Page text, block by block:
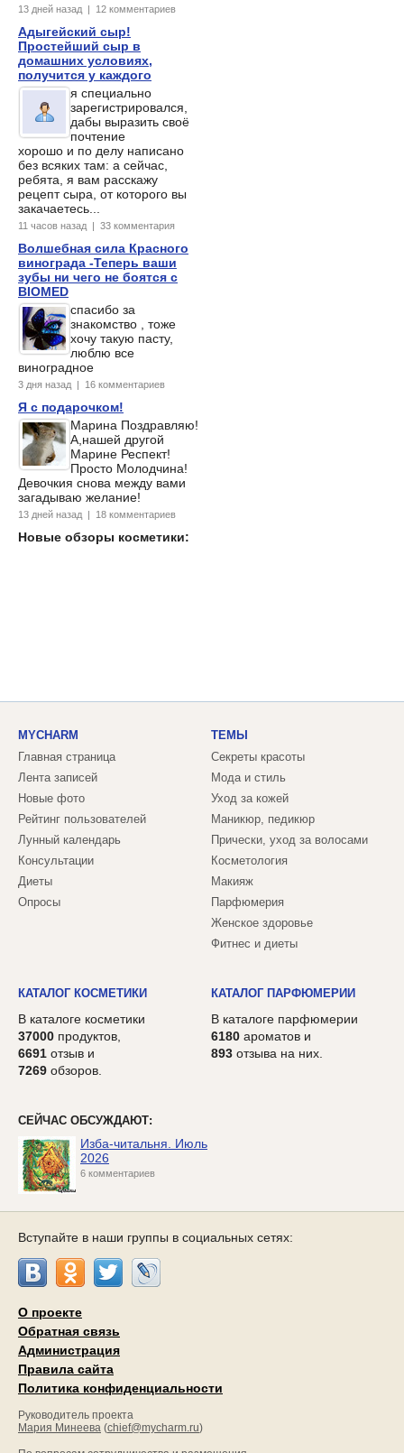
13 дней назад | 12 комментариев
Адыгейский сыр!
Простейший сыр в
домашних условиях,
получится у каждого
я специально
зарегистрировался,
дабы выразить своё
почтение
хорошо и по делу написано
без всяких там: а сейчас,
ребята, я вам расскажу
рецепт сыра, от которого вы
закачаетесь...
11 часов назад | 33 комментария
Волшебная сила Красного
винограда -Теперь ваши
зубы ни чего не боятся с
BIOMED
спасибо за
знакомство , тоже
хочу такую пасту,
люблю все
виноградное
3 дня назад | 16 комментариев
Я с подарочком!
Марина Поздравляю!
А,нашей другой
Марине Респект!
Просто Молодчина!
Девочкия снова между вами
загадываю желание!
13 дней назад | 18 комментариев
Новые обзоры косметики:
MYCHARM
Главная страница
Лента записей
Новые фото
Рейтинг пользователей
Лунный календарь
Консультации
Диеты
Опросы
ТЕМЫ
Секреты красоты
Мода и стиль
Уход за кожей
Маникюр, педикюр
Прически, уход за волосами
Косметология
Макияж
Парфюмерия
Женское здоровье
Фитнес и диеты
КАТАЛОГ КОСМЕТИКИ
В каталоге косметики
37000 продуктов,
6691 отзыв и
7269 обзоров.
КАТАЛОГ ПАРФЮМЕРИИ
В каталоге парфюмерии
6180 ароматов и
893 отзыва на них.
СЕЙЧАС ОБСУЖДАЮТ:
Изба-читальня. Июль
2026
6 комментариев
Вступайте в наши группы в социальных сетях:
О проекте
Обратная связь
Администрация
Правила сайта
Политика конфиденциальности
Руководитель проекта
Мария Минеева (chief@mycharm.ru)